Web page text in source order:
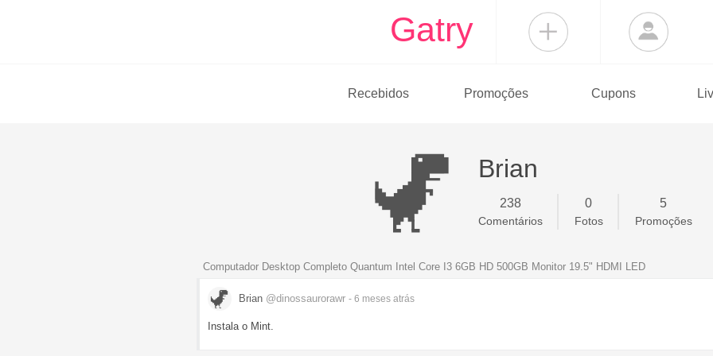
Gatry
Recebidos Promoções Cupons
Brian
238
Comentários
0
Fotos
5
Promoções
Computador Desktop Completo Quantum Intel Core I3 6GB HD 500GB Monitor 19.5" HDMI LED
Brian @dinossaurorawr - 6 meses atrás
Instala o Mint.